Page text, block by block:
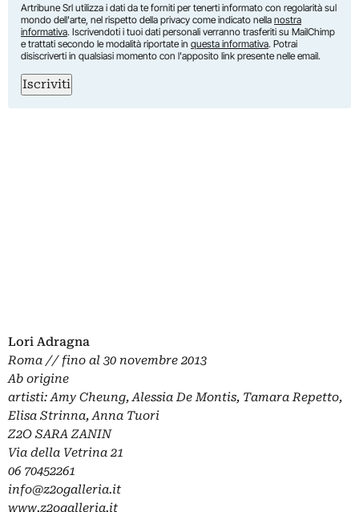
Artribune Srl utilizza i dati da te forniti per tenerti informato con regolarità sul
mondo dell'arte, nel rispetto della privacy come indicato nella nostra
informativa. Iscrivendoti i tuoi dati personali verranno trasferiti su MailChimp
e trattati secondo le modalità riportate in questa informativa. Potrai
disiscriverti in qualsiasi momento con l'apposito link presente nelle email.
Iscriviti
Lori Adragna
Roma //fino al 30 novembre 2013
Ab origine
artisti: Amy Cheung, Alessia De Montis, Tamara Repetto,
Elisa Strinna, Anna Tuori
Z2O SARA ZANIN
Via della Vetrina 21
06 70452261
info@z2ogalleria.it
www.z2ogalleria.it